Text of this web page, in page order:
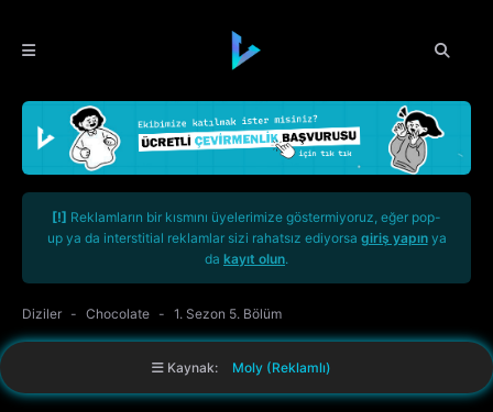
[!] Reklamların bir kısmını üyelerimize göstermiyoruz, eğer pop-
up ya da interstitial reklamlar sizi rahatsız ediyorsa giriş yapınya
da kayıt olun.
Diziler Chocolate 1. Sezon 5. Bölüm
Kaynak: Moly (Reklamlı)